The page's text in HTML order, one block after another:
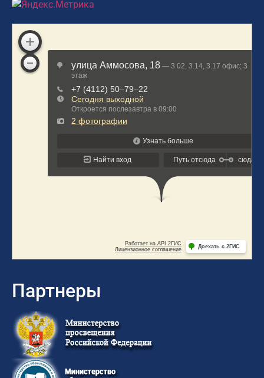
Партнеры